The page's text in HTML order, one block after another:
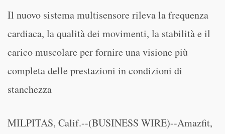
Il nuovo sistema multisensore rileva la frequenza
cardiaca, la qualità dei movimenti, la stabilità e il
carico muscolare per fornire una visione più
completa delle prestazioni in condizioni di
stanchezza
MILPITAS, Calif.--(BUSINESS WIRE)--Amazfit,